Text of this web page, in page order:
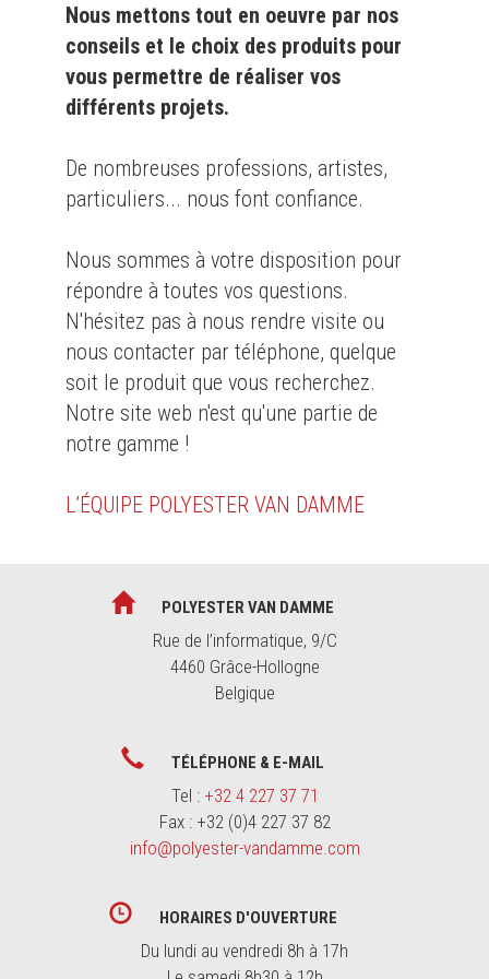
Nous mettons tout en oeuvre par nos
conseils et le choix des produits pour
vous permettre de réaliser vos
différents projets.
De nombreuses professions, artistes,
particuliers... nous font confiance.
Nous sommes à votre disposition pour
répondre à toutes vos questions.
N'hésitez pas à nous rendre visite ou
nous contacter par téléphone, quelque
soit le produit que vous recherchez.
Notre site web n'est qu'une partie de
notre gamme !
L’ÉQUIPE POLYESTER VAN DAMME
POLYESTER VAN DAMME
Rue de l’informatique, 9/C
4460 Grâce-Hollogne
Belgique
TÉLÉPHONE & E-MAIL
Tel : +32 4 227 37 71
Fax : +32 (0)4 227 37 82
info@polyester-vandamme.com
HORAIRES D'OUVERTURE
Du lundi au vendredi 8h à 17h